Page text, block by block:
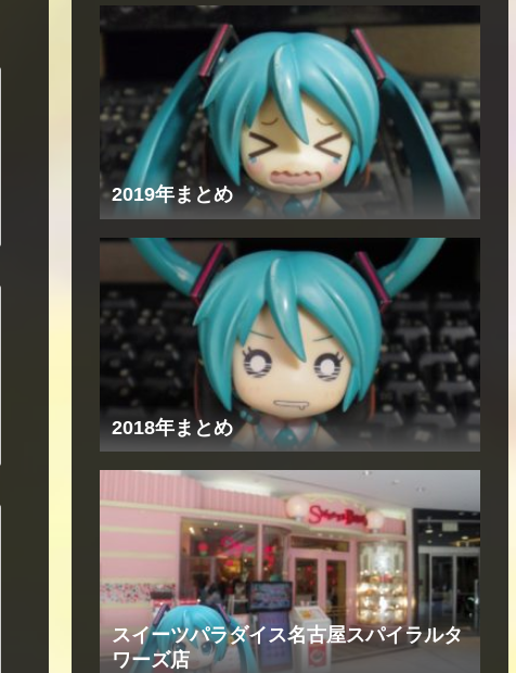
2019年まとめ
2018年まとめ
スイーツパラダイス名古屋スパイラルタ
ワーズ店